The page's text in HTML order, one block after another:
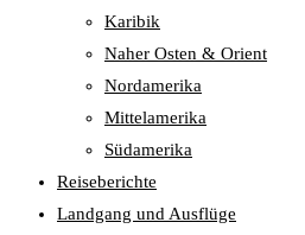
Karibik
Naher Osten & Orient
Nordamerika
Mittelamerika
Südamerika
Reiseberichte
Landgang und Ausflüge